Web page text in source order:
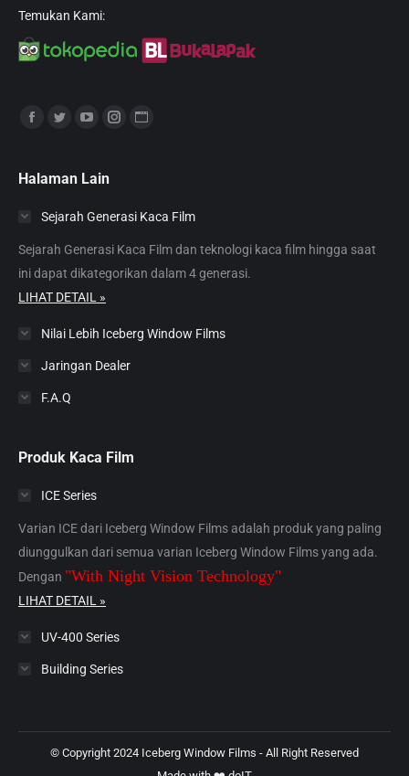
Temukan Kami:
Find us on:
opens
new
window
opens
new
window
YouTube
opens
new
window
Instagram
new
window
new
window
Halaman Lain
Sejarah Generasi Kaca Film
Sejarah Generasi Kaca Film dan teknologi kaca film hingga saat
ini dapat dikategorikan dalam 4 generasi.
LIHAT DETAIL »
Nilai Lebih Iceberg Window Films
Jaringan Dealer
F.A.Q
Produk Kaca Film
ICE Series
Varian ICE dari Iceberg Window Films adalah produk yang paling
diunggulkan dari semua varian Iceberg Window Films yang ada.
Dengan "With Night Vision Technology"
LIHAT DETAIL »
UV-400 Series
Building Series
© Copyright 2024 Iceberg Window Films - All Right Reserved